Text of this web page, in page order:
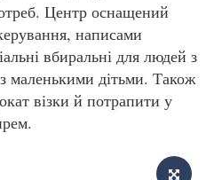
Центр оснащений
написами
вбиральні для людей з
з маленькими дітьми. Також
візки й потрапити у